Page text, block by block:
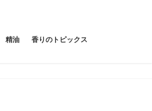
精油 香りのトピックス